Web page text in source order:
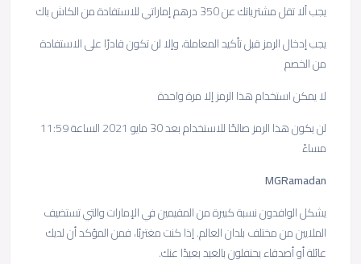
يجب ألا تقل مشترياتك عن 350 درهم إماراتي للاستفادة من الكاش باك
يجب إدخال الرمز قبل تأكيد المعاملة، وإلا لن تكون قادرًا على الاستفادة
من الخصم
لا يمكن استخدام هذا الرمز إلا مرة واحدة
لن يكون هذا الرمز صالحًا للاستخدام بعد 30 مايو 2021 الساعة 11:59
مساءً
MGRamadan
يشكل الوافدون نسبة كبيرة من المقيمين في الإمارات والتي تستضيف
الملايين من مختلف بلدان العالم. إذا كنت مغتربًا، فمن المؤكد أن لديك
عائلة أو أصدقاء يحتفلون بالعيد بعيدًا عنك.